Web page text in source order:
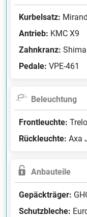
Kurbelsatz:
Antrieb: KMC X9
Zahnkranz:
Pedale: VPE-461
Beleuchtung
Frontleuchte:
Rückleuchte: Axa
Anbauteile
Gepäckträger:
Schutzbleche: